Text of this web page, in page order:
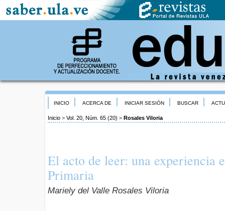
INICIO ACERCA DE INICIAR SESIÓN BUSCAR
Inicio > Vol. 20, Núm. 65 (20) > Rosales Viloria
El acto de leer: una experiencia
Primaria
Mariely del Valle Rosales Viloria